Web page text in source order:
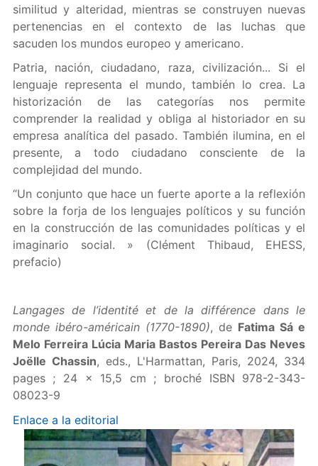
similitud y alteridad, mientras se construyen nuevas
pertenencias en el contexto de las luchas que
sacuden los mundos europeo y americano.
Patria, nación, ciudadano, raza, civilización... Si el
lenguaje representa el mundo, también lo crea. La
historización de las categorías nos permite
comprender la realidad y obliga al historiador en su
empresa analítica del pasado. También ilumina, en el
presente, a todo ciudadano consciente de la
complejidad del mundo.
“Un conjunto que hace un fuerte aporte a la reflexión
sobre la forja de los lenguajes políticos y su función
en la construcción de las comunidades políticas y el
imaginario social. » (Clément Thibaud, EHESS,
prefacio)
Langages de l’identité et de la différence dans le
monde ibéro-américain (1770-1890), de Fatima Sá e
Melo Ferreira Lúcia Maria Bastos Pereira Das Neves
Joëlle Chassin, eds., L'Harmattan, Paris, 2024, 334
pages ; 24 x 15,5 cm ; broché ISBN 978-2-343-
08023-9
Enlace a la editorial